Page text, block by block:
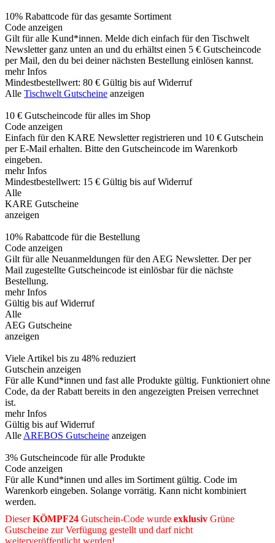
10% Rabattcode für das gesamte Sortiment
Code anzeigen
Gilt für alle Kund*innen. Melde dich einfach für den Tischwelt
Newsletter ganz unten an und du erhältst einen 5 € Gutscheincode
per Mail, den du bei deiner nächsten Bestellung einlösen kannst.
mehr Infos
Mindestbestellwert: 80 € Gültig bis auf Widerruf
Alle Tischwelt Gutscheine anzeigen
10 € Gutscheincode für alles im Shop
Code anzeigen
Einfach für den KARE Newsletter registrieren und 10 € Gutschein
per E-Mail erhalten. Bitte den Gutscheincode im Warenkorb
eingeben.
mehr Infos
Mindestbestellwert: 15 € Gültig bis auf Widerruf
Alle
KARE Gutscheine
anzeigen
10% Rabattcode für die Bestellung
Code anzeigen
Gilt für alle Neuanmeldungen für den AEG Newsletter. Der per
Mail zugestellte Gutscheincode ist einlösbar für die nächste
Bestellung.
mehr Infos
Gültig bis auf Widerruf
Alle
AEG Gutscheine
anzeigen
Viele Artikel bis zu 48% reduziert
Gutschein anzeigen
Für alle Kund*innen und fast alle Produkte gültig. Funktioniert ohne
Code, da der Rabatt bereits in den angezeigten Preisen verrechnet
ist.
mehr Infos
Gültig bis auf Widerruf
Alle AREBOS Gutscheine anzeigen
3% Gutscheincode für alle Produkte
Code anzeigen
Für alle Kund*innen und alles im Sortiment gültig. Code im
Warenkorb eingeben. Solange vorrätig. Kann nicht kombiniert
werden.
DieserKÖMPF24 Gutschein-Code wurde exklusiv Grüne
Gutscheine zur Verfügung gestellt und darf nicht
weiterveröffentlicht werden!